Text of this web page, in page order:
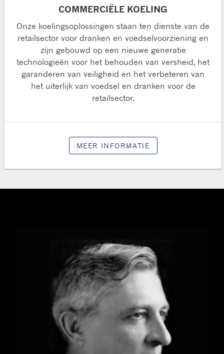
COMMERCIËLE KOELING
Onze koelingsoplossingen staan ten dienste van de
retailsector voor dranken en voedselvoorziening en
zijn gebouwd op een nieuwe generatie
technologieën voor het behouden van versheid, het
garanderen van veiligheid en het verbeteren van
het uiterlijk van voedsel en dranken voor de
retailsector.
MEER INFORMATIE